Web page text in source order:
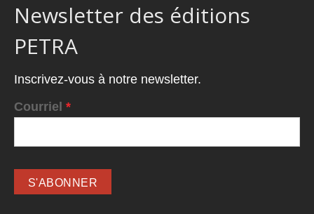
Newsletter des éditions
PETRA
Inscrivez-vous à notre newsletter.
Courriel *